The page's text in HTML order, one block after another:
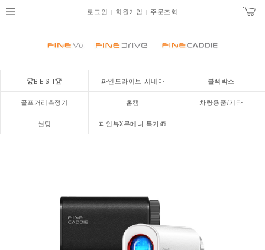
로그인 회원가입 주문조회
🏆B E S T🏆 파인드라이브 시네마 블랙박스
골프거리측정기 홈캠 차량용품/기타
썬팅 파인뷰X루메나 특가🎁